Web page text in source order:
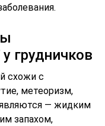
грудничков
схожи с
метеоризм,
— жидким
запахом,